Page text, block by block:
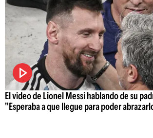
El video de Lionel Messi hablando de su
"Esperaba a que llegue para poder